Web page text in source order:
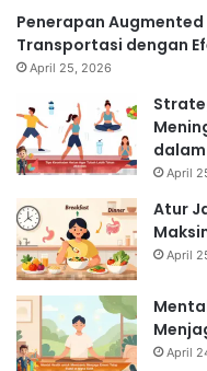
Penerapan
Transportasi dengan
April 25, 2026
April
Atur
April
April